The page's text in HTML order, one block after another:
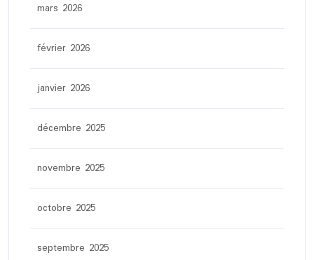
mars 2026
février 2026
janvier 2026
décembre 2025
novembre 2025
octobre 2025
septembre 2025